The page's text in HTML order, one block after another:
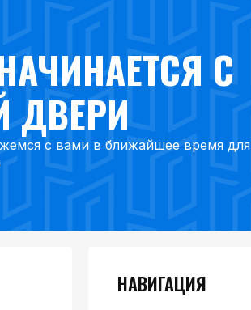
С
ДВЕРИ
с вами в ближайшее время для
НАВИГАЦИЯ